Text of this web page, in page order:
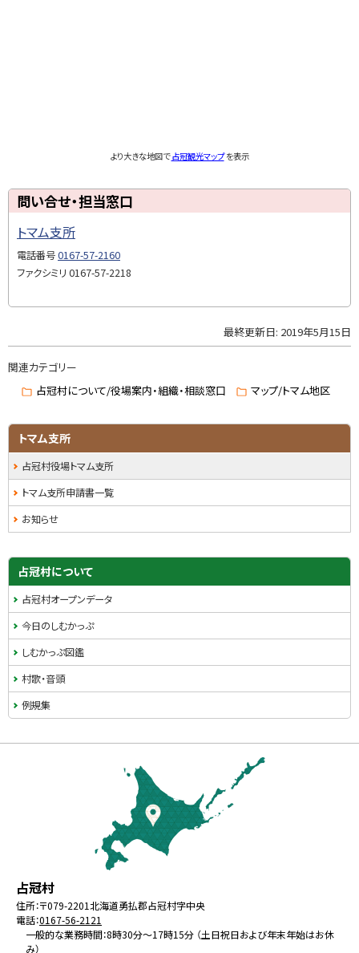
より大きな地図で占冠観光マップを表示
ッ
プ
に
戻
問い合せ・担当窓口
トマム支所
電話番号0167-57-2160
ファクシミリ 0167-57-2218
ッ
プ
る
最終更新日: 2019年5月15日
関連カテゴリー
占冠村について/役場案内・組織・相談窓口
マップ/トマム地区
サ
イ
ド
・
ニ
ュ
ー
トマム支所
占冠村役場トマム支所
トマム支所申請書一覧
お知らせ
占冠村について
占冠村オープンデータ
今日のしむかっぷ
しむかっぷ図鑑
村歌・音頭
例規集
北
海
道
占冠村役
場
住所：〒079-2201北海道勇払郡占冠村字中央
電話：0167-56-2121
一般的な業務時間：8時30分～17時15分 （土日祝日および年末年始はお休
み）